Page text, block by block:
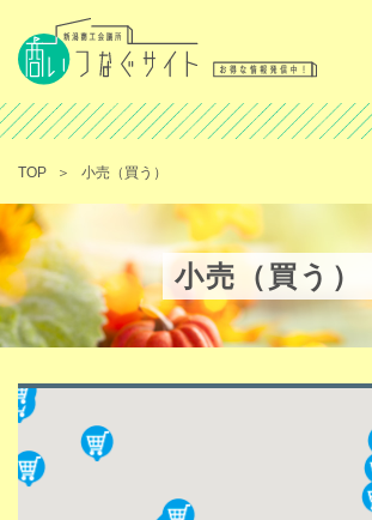
TOP 小売（買う）
小売（買う）